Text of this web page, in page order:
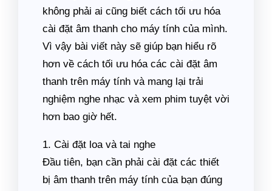
không phải ai cũng biết cách tối ưu hóa
cài đặt âm thanh cho máy tính của mình.
Vì vậy bài viết này sẽ giúp bạn hiểu rõ
hơn về cách tối ưu hóa các cài đặt âm
thanh trên máy tính và mang lại trải
nghiệm nghe nhạc và xem phim tuyệt vời
hơn bao giờ hết.
1. Cài đặt loa và tai nghe
Đầu tiên, bạn cần phải cài đặt các thiết
bị âm thanh trên máy tính của bạn đúng